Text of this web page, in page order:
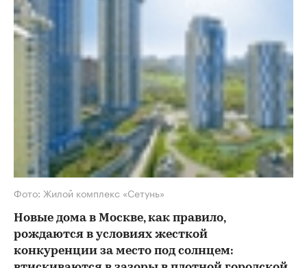
Фото: Жилой комплекс «Сетунь»
Новые дома в Москве, как правило,
рождаются в условиях жесткой
конкуренции за место под солнцем: